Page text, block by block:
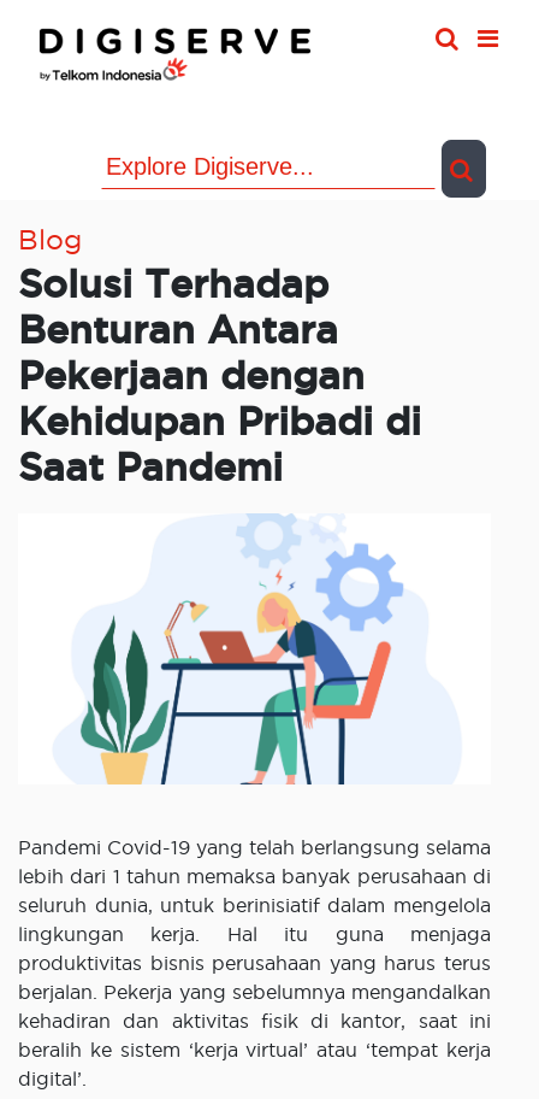
content
Blog
Solusi Terhadap
Benturan Antara
Pekerjaan dengan
Kehidupan Pribadi di
Saat Pandemi
Pandemi Covid-19 yang telah berlangsung selama
lebih dari 1 tahun memaksa banyak perusahaan di
seluruh dunia, untuk berinisiatif dalam mengelola
lingkungan kerja. Hal itu guna menjaga
produktivitas bisnis perusahaan yang harus terus
berjalan. Pekerja yang sebelumnya mengandalkan
kehadiran dan aktivitas fisik di kantor, saat ini
beralih ke sistem ‘kerja virtual’ atau ‘tempat kerja
digital’.